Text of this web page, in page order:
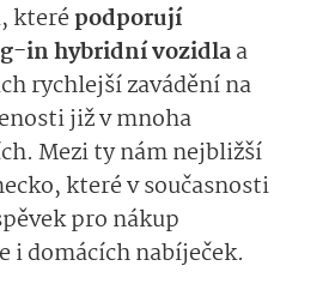
kterépodporují
in hybridní vozidlaa
rychlejší zavádění na
již v mnoha
Mezi ty nám nejbližší
které v současnosti
pro nákup
i domácích nabíječek.